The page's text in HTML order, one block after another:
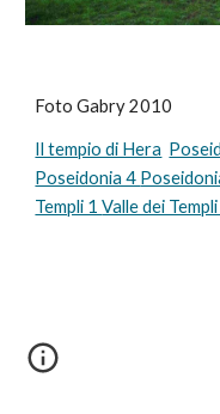
Foto Gabry 2010
Il tempio di Hera
Poseidonia 4
Templi 1 Valle dei Templi